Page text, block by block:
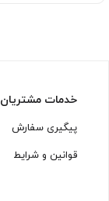
خدمات مشتریان
پیگیری سفارش
قوانین و شرایط